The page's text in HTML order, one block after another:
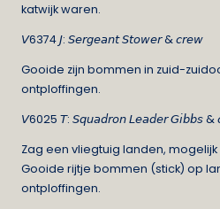
katwijk waren.
𝘝6374 𝘑: 𝘚𝘦𝘳𝘨𝘦𝘢𝘯𝘵 𝘚𝘵𝘰𝘸𝘦𝘳 & 𝘤𝘳𝘦𝘸
Gooide zijn bommen in zuid-
ontploffingen.
𝘝6025 𝘛: 𝘚𝘲𝘶𝘢𝘥𝘳𝘰𝘯 𝘓𝘦𝘢𝘥𝘦𝘳 𝘎𝘪𝘣𝘣𝘴 &
Zag een vliegtuig landen,
Gooide rijtje bommen (stick) op
ontploffingen.